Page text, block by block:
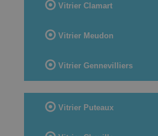
Vitrier Clamart
Vitrier Meudon
Vitrier Gennevilliers
Vitrier Puteaux